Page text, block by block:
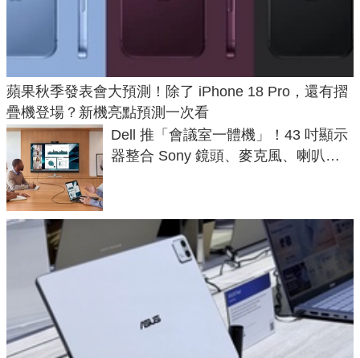
蘋果秋季發表會大預測！除了 iPhone 18 Pro，還有摺
疊機登場？新機亮點預測一次看
Dell 推「會議室一體機」！43 吋顯示
器整合 Sony 鏡頭、麥克風、喇叭，